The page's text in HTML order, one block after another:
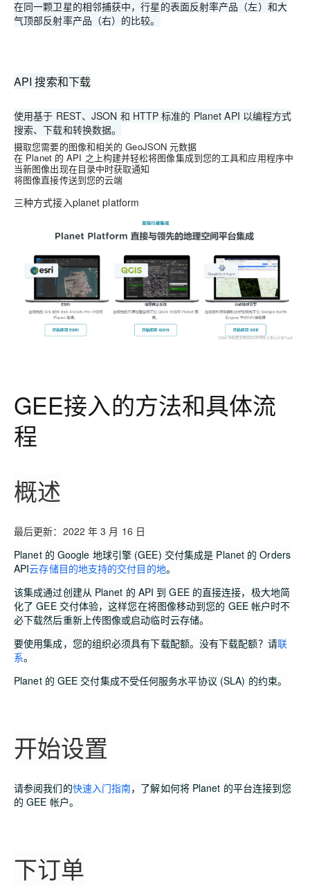
在同一颗卫星的相邻捕获中，行星的表面反射率产品（左）和大
气顶部反射率产品（右）的比较。
API 搜索和下载
使用基于 REST、JSON 和 HTTP 标准的 Planet API 以编程方式
搜索、下载和转换数据。
摄取您需要的图像和相关的 GeoJSON 元数据
在 Planet 的 API 之上构建并轻松将图像集成到您的工具和应用程序中
当新图像出现在目录中时获取通知
将图像直接传送到您的云端
三种方式接入planet platform
GEE接入的方法和具体流
程
概述
最后更新：2022 年 3 月 16 日
Planet 的 Google 地球引擎 (GEE) 交付集成是 Planet 的 Orders
API云存储目的地支持的交付目的地。
该集成通过创建从 Planet 的 API 到 GEE 的直接连接，极大地简
化了 GEE 交付体验，这样您在将图像移动到您的 GEE 帐户时不
必下载然后重新上传图像或启动临时云存储。
要使用集成，您的组织必须具有下载配额。没有下载配额？请联
系。
Planet 的 GEE 交付集成不受任何服务水平协议 (SLA) 的约束。
开始设置
请参阅我们的快速入门指南，了解如何将 Planet 的平台连接到您
的 GEE 帐户。
下订单